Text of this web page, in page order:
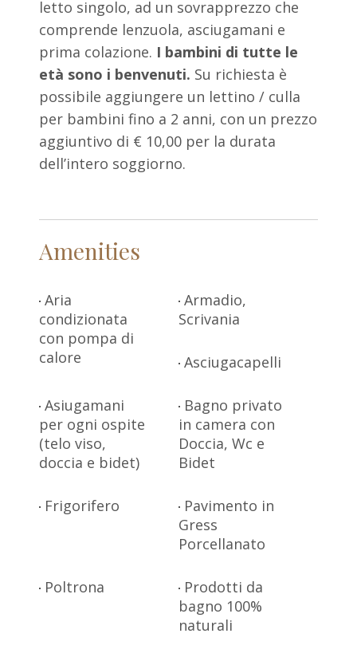
letto singolo, ad un sovrapprezzo che
comprende lenzuola, asciugamani e
prima colazione. I bambini di tutte le
età sono i benvenuti. Su richiesta è
possibile aggiungere un lettino / culla
per bambini fino a 2 anni, con un prezzo
aggiuntivo di € 10,00 per la durata
dell’intero soggiorno.
Amenities
Aria
condizionata
con pompa di
calore
Armadio,
Scrivania
Asciugacapelli
Asiugamani
per ogni ospite
(telo viso,
doccia e bidet)
Bagno privato
in camera con
Doccia, Wc e
Bidet
Frigorifero
Pavimento in
Gress
Porcellanato
Poltrona
Prodotti da
bagno 100%
naturali